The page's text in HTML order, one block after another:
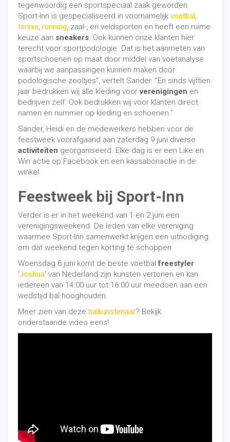
tegenwoordig een sportspeciaal zaak geworden.
Sport-Inn is gespecialiseerd in voornamelijk voetbal,
tennis, running, zaal-, en veldsporten en heeft een ruime
keuze aan sneakers. Ook kunnen onze klanten hier
terecht voor sportpodologie. Dat is het aanmeten van
sportschoenen op maat door middel van voetanalyse
waarbij we aanpassingen kunnen maken door
podologische zooltjes", vertelt Sander. "En sinds vijftien
jaar bedrukken wij alle kleding voorverenigingen en
bedrijven zelf. Ook bedrukken wij voor klanten direct
namen en nummer op kleding en schoenen."
Sander, Heidi en de medewerkers hebben voor de
feestweek voorafgaand aan zaterdag 9 juni diverse
activiteiten georganiseerd. Elke dag is er een Like en
Win actie op Facebook en een kassabonactie in de
winkel.
Feestweek bij Sport-Inn
Verder is er in het weekend van 1 en 2 juni een
verenigingsweekend. De leden van elke vereniging
waarmee Sport-Inn samenwerkt krijgen een uitnodiging
om dat weekend tegen korting te schoppen.
Woensdag 6 juni komt de beste voetbalfreestyler
'Joshua' van Nederland zijn kunsten vertonen en kan
iedereen van 14.00 uur tot 16.00 uur meedoen aan een
wedstijd bal hooghouden.
Meer zien van deze balkunstenaar? Bekijk
onderstaande video eens!